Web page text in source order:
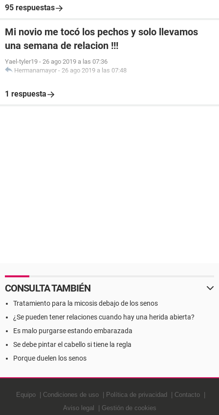
95 respuestas
Mi novio me tocó los pechos y solo llevamos
una semana de relacion !!!
Yael-tyler19 - 26 ago 2019 a las 07:36
Hermanamayor - 26 ago 2019 a las 07:48
1 respuesta
CONSULTA TAMBIÉN
Tratamiento para la micosis debajo de los senos
¿Se pueden tener relaciones cuando hay una herida abierta?
Es malo purgarse estando embarazada
Se debe pintar el cabello si tiene la regla
Porque duelen los senos
Equipo Condiciones de uso Política de privacidad
Contacto
Aviso legal
Gestión de cookies